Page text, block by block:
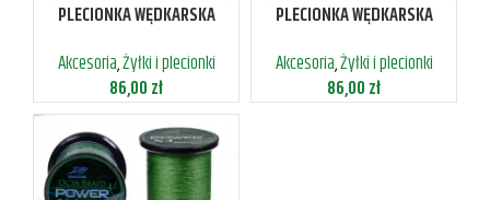
PLECIONKA WĘDKARSKA
1000M
Akcesoria,Żyłki i plecionki
86,00zł
PLECIONKA WĘDKARSKA
1000M
Akcesoria,Żyłki i plecionki
86,00zł